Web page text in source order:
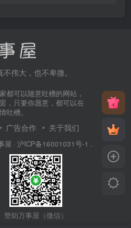
伟大，也不卑微。
都可以随意吐槽的网站，
，只要你愿意，都可以在
吐槽。
广告合作 关于我们
屋 · 沪ICP备16001031号-1
赞助万事屋（微信）